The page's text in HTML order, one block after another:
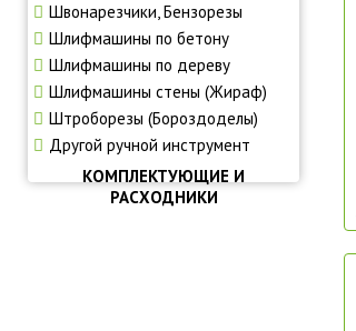
Швонарезчики, Бензорезы
Шлифмашины по бетону
Шлифмашины по дереву
Шлифмашины стены (Жираф)
Штроборезы (Бороздоделы)
Другой ручной инструмент
КОМПЛЕКТУЮЩИЕ И
РАСХОДНИКИ